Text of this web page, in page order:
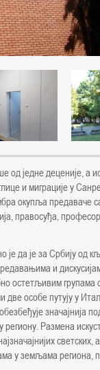
од једне деценије, а
и миграције у
окупља предаваче
правосуђа,
је да је за Србију од
и
остетљивим
две особе путују у
значајнија
региону. Размена
у земљама региона,